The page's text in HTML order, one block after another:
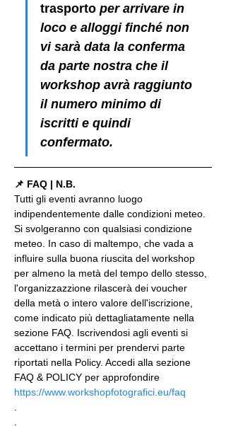
trasporto per arrivare in
loco e alloggi finché non
vi sarà data la conferma
da parte nostra che il
workshop avrà raggiunto
il numero minimo di
iscritti e quindi
confermato.
📌 FAQ | N.B.
Tutti gli eventi avranno luogo
indipendentemente dalle condizioni meteo.
Si svolgeranno con qualsiasi condizione
meteo. In caso di maltempo, che vada a
influire sulla buona riuscita del workshop
per almeno la metà del tempo dello stesso,
l'organizzazzione rilascerà dei voucher
della metà o intero valore dell'iscrizione,
come indicato più dettagliatamente nella
sezione FAQ. Iscrivendosi agli eventi si
accettano i termini per prendervi parte
riportati nella Policy. Accedi alla sezione
FAQ & POLICY per approfondire
https://www.workshopfotografici.eu/faq